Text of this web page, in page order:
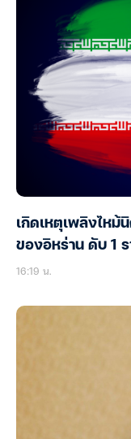
เกิดเหตุเพลิงไหม้
ของอิหร่าน ดับ 1 ร
16:19 น.